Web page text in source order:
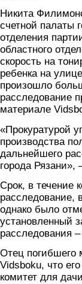
Никита
счетной палаты
отделения
областного
скорость на
ребенка на
произошло
расследование
материале
«Прокуратурой
производства
дальнейшего
города
Срок, в течение
расследование,
однако было
установленный
расследования
Отец погибшего
Vidsboku, что
комитет для